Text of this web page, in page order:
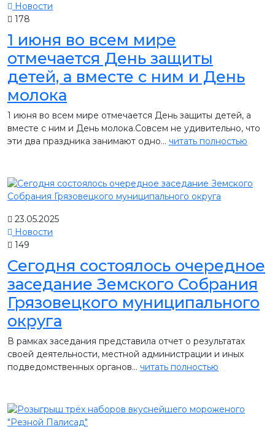
Новости
178
1 июня во всем мире
отмечается День защиты
детей, а вместе с ним и День
молока
1 июня во всем мире отмечается День защиты детей, а
вместе с ним и День молока.Совсем не удивительно, что
эти два праздника занимают одно... читать полностью
23.05.2025
Новости
149
Сегодня состоялось очередное
заседание Земского Собрания
Грязовецкого муниципального
округа
В рамках заседания представила отчет о результатах
своей деятельности, местной администрации и иных
подведомственных органов... читать полностью